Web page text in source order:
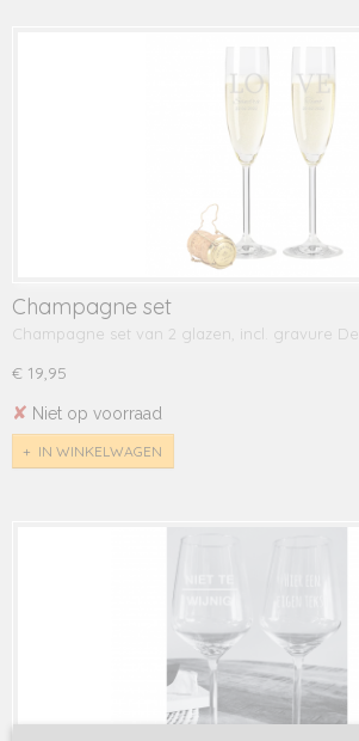
Champagne set
Champagne set van 2 glazen, incl. gravure
€ 19,95
✘ Niet op voorraad
IN WINKELWAGEN